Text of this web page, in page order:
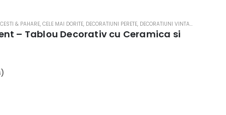
& PAHARE, CELE MAI DORITE, DECORATIUNI PERETE, DECORATIUNI VINTAGE
– Tablou Decorativ cu Ceramica si